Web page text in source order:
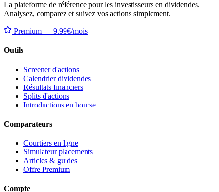
La plateforme de référence pour les investisseurs en dividendes.
Analysez, comparez et suivez vos actions simplement.
Premium — 9.99€/mois
Outils
Screener d'actions
Calendrier dividendes
Résultats financiers
Splits d'actions
Introductions en bourse
Comparateurs
Courtiers en ligne
Simulateur placements
Articles & guides
Offre Premium
Compte